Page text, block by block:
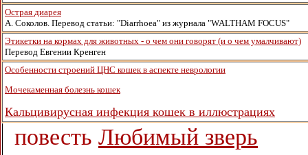
Острая диарея
А. Соколов. Перевод статьи: "Diarrhoea" из журнала "WALTHAM FOCUS"
Этикетки на кормах для животных - о чем они говорят (и о чем умалчивают)
Перевод Евгении Кренген
Особенности строений ЦНС кошек в аспекте неврологии
Мочекаменная болезнь кошек
Кальцивирусная инфекция кошек в иллюстрациях
повесть Любимый зверь